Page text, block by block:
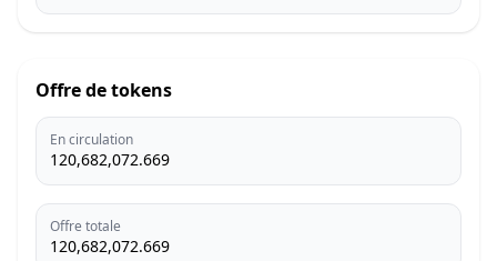
Offre de tokens
En circulation
120,682,072.669
Offre totale
120,682,072.669